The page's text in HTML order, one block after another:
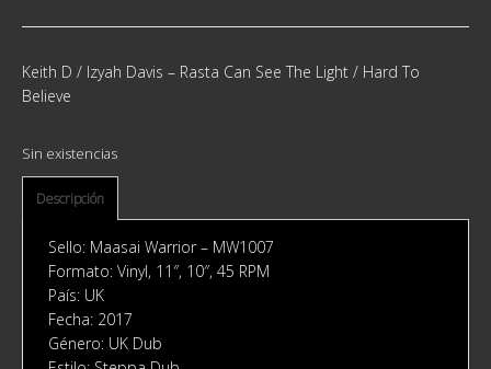
Keith D / Izyah Davis ‎– Rasta Can See The Light / Hard To
Believe
Sin existencias
Descripción
Sello: Maasai Warrior ‎– MW1007
Formato: Vinyl, 11″, 10″, 45 RPM
País: UK
Fecha: 2017
Género: UK Dub